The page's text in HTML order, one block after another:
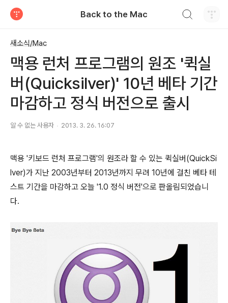
Back to the Mac
새소식/Mac
맥용 런처 프로그램의 원조 '퀵실
버(Quicksilver)' 10년 베타 기간
마감하고 정식 버전으로 출시
알 수 없는 사용자 2013. 3. 26. 16:07
맥용 '키보드 런처 프로그램'의 원조라 할 수 있는 퀵실버(QuickSi
lver)가 지난 2003년부터 2013년까지 무려 10년에 걸친 베타 테
스트 기간을 마감하고 오늘 '1.0 정식 버전'으로 판올림되었습니
다.